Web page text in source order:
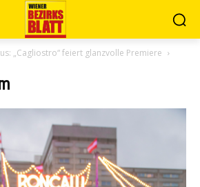
„Cagliostro“ feiert glanzvolle Premiere